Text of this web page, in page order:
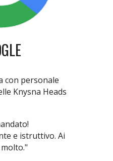
con personale
Knysna Heads
e istruttivo. Ai